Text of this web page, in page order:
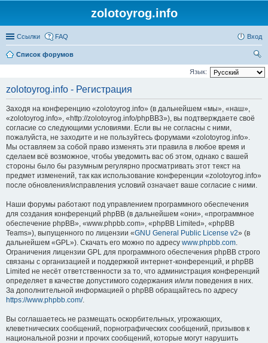
zolotoyrog.info
Ссылки FAQ Вход
Список форумов
ои
Язык:
zolotoyrog.info - Регистрация
Заходя на конференцию «zolotoyrog.info» (в дальнейшем «мы», «наш»,
«zolotoyrog.info», «http://zolotoyrog.info/phpBB3»), вы подтверждаете своё
согласие со следующими условиями. Если вы не согласны с ними,
пожалуйста, не заходите и не пользуйтесь форумами «zolotoyrog.info».
Мы оставляем за собой право изменять эти правила в любое время и
сделаем всё возможное, чтобы уведомить вас об этом, однако с вашей
стороны было бы разумным регулярно просматривать этот текст на
предмет изменений, так как использование конференции «zolotoyrog.info»
после обновления/исправления условий означает ваше согласие с ними.
Наши форумы работают под управлением программного обеспечения
для создания конференций phpBB (в дальнейшем «они», «программное
обеспечение phpBB», «www.phpbb.com», «phpBB Limited», «phpBB
Teams»), выпущенного по лицензии «GNU General Public License v2» (в
дальнейшем «GPL»). Скачать его можно по адресу www.phpbb.com.
Ограничения лицензии GPL для программного обеспечения phpBB строго
связаны с организацией и поддержкой интернет-конференций, и phpBB
Limited не несёт ответственности за то, что администрация конференций
определяет в качестве допустимого содержания и/или поведения в них.
За дополнительной информацией о phpBB обращайтесь по адресу
https://www.phpbb.com/.
Вы соглашаетесь не размещать оскорбительных, угрожающих,
клеветнических сообщений, порнографических сообщений, призывов к
национальной розни и прочих сообщений, которые могут нарушить